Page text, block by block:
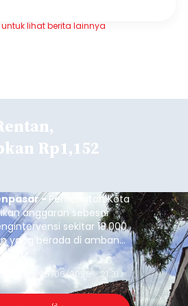
untuk lihat berita lainnya
Rp1,152
- Pemerintah Kota
anggaran sebesar
sekitar 18.000
yang berada di ambang
strategis ini diambil
yang berada pada
agar tidak
Thu, 08/06/2026 - 21:31